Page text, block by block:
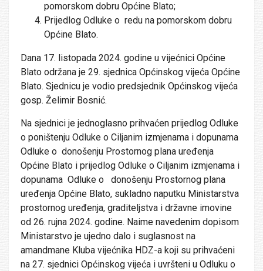
pomorskom dobru Općine Blato;
Prijedlog Odluke o redu na pomorskom dobru
Općine Blato.
Dana 17. listopada 2024. godine u vijećnici Općine
Blato održana je 29. sjednica Općinskog vijeća Općine
Blato. Sjednicu je vodio predsjednik Općinskog vijeća
gosp. Želimir Bosnić.
Na sjednici je jednoglasno prihvaćen prijedlog Odluke
o poništenju Odluke o Ciljanim izmjenama i dopunama
Odluke o donošenju Prostornog plana uređenja
Općine Blato i prijedlog Odluke o Ciljanim izmjenama i
dopunama Odluke o donošenju Prostornog plana
uređenja Općine Blato, sukladno naputku Ministarstva
prostornog uređenja, graditeljstva i državne imovine
od 26. rujna 2024. godine. Naime navedenim dopisom
Ministarstvo je ujedno dalo i suglasnost na
amandmane Kluba vijećnika HDZ-a koji su prihvaćeni
na 27. sjednici Općinskog vijeća i uvršteni u Odluku o